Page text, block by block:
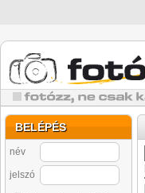
BELÉPÉS
név
jelszó